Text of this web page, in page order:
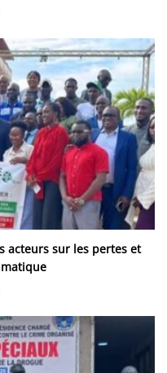
acteurs sur les pertes et